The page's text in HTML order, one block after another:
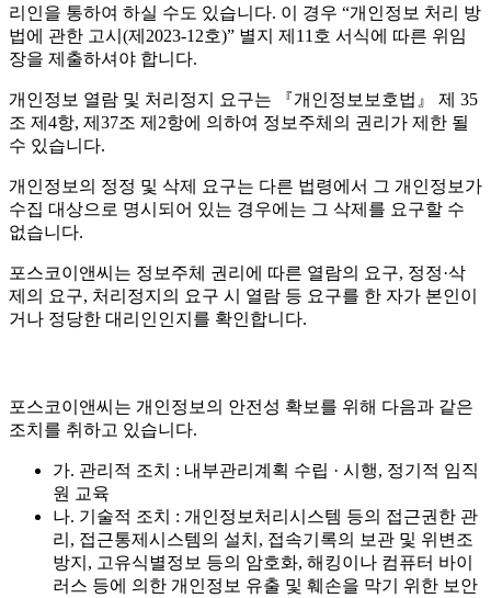
리인을 통하여 하실 수도 있습니다. 이 경우 “개인정보 처리 방
법에 관한 고시(제2023-12호)” 별지 제11호 서식에 따른 위임
장을 제출하셔야 합니다.
개인정보 열람 및 처리정지 요구는 『개인정보보호법』 제 35
조 제4항, 제37조 제2항에 의하여 정보주체의 권리가 제한 될
수 있습니다.
개인정보의 정정 및 삭제 요구는 다른 법령에서 그 개인정보가
수집 대상으로 명시되어 있는 경우에는 그 삭제를 요구할 수
없습니다.
포스코이앤씨는 정보주체 권리에 따른 열람의 요구, 정정·삭
제의 요구, 처리정지의 요구 시 열람 등 요구를 한 자가 본인이
거나 정당한 대리인인지를 확인합니다.
포스코이앤씨는 개인정보의 안전성 확보를 위해 다음과 같은
조치를 취하고 있습니다.
가. 관리적 조치 : 내부관리계획 수립 · 시행, 정기적 임직
원 교육
나. 기술적 조치 : 개인정보처리시스템 등의 접근권한 관
리, 접근통제시스템의 설치, 접속기록의 보관 및 위변조
방지, 고유식별정보 등의 암호화, 해킹이나 컴퓨터 바이
러스 등에 의한 개인정보 유출 및 훼손을 막기 위한 보안